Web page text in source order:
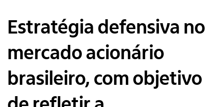
Estratégia defensiva no
mercado acionário
brasileiro, com objetivo